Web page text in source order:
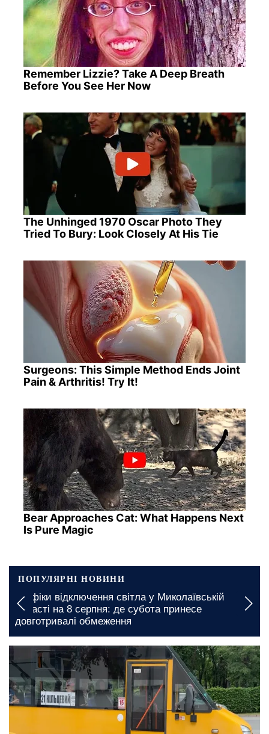
Remember Lizzie? Take A Deep Breath
Before You See Her Now
The Unhinged 1970 Oscar Photo They
Tried To Bury: Look Closely At His Tie
Surgeons: This Simple Method Ends Joint
Pain & Arthritis! Try It!
Bear Approaches Cat: What Happens Next
Is Pure Magic
ПОПУЛЯРНІ НОВИНИ
Вводяться тривалі обмеження: в Херсоні
запроваджено нові графіки відключення води
сьогодні, 13:00